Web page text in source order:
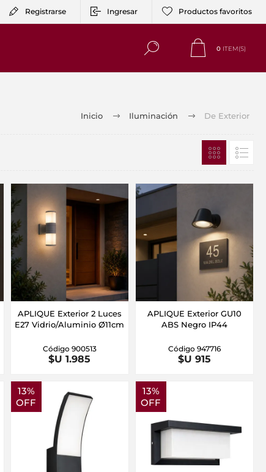
Registrarse Ingresar Productos favoritos
0 ITEM(S)
Inicio Iluminación De Exterior
APLIQUE Exterior 2 Luces
E27 Vidrio/Aluminio Ø11cm
Código 900513
$U 1.985
APLIQUE Exterior GU10
ABS Negro IP44
Código 947716
$U 915
13%
OFF
13%
OFF